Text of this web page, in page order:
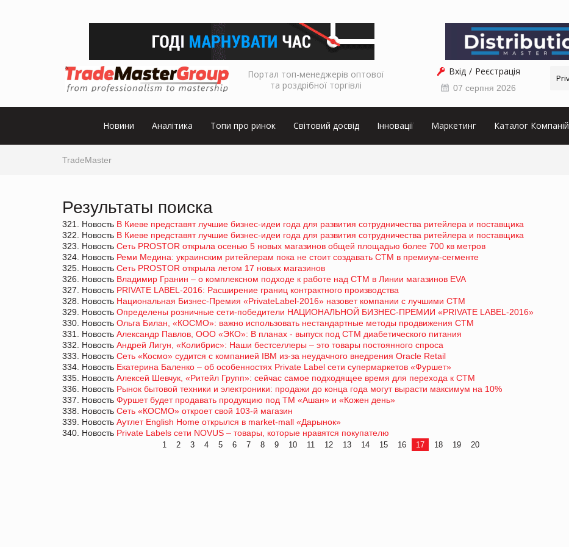
Портал топ-менеджерів оптової
та роздрібної торгівлі
Вхід Реєстрація
07 серпня 2026
Новини Аналітика Топи про ринок Світовий досвід Інновації Маркетинг Каталог Компаній
TradeMaster
Результаты поиска
321. Новость В Киеве представят лучшие бизнес-идеи года для развития сотрудничества ритейлера и поставщика
322. Новость В Киеве представят лучшие бизнес-идеи года для развития сотрудничества ритейлера и поставщика
323. Новость Cеть PROSTOR открыла осенью 5 новых магазинов общей площадью более 700 кв метров
324. Новость Реми Медина: украинским ритейлерам пока не стоит создавать СТМ в премиум-сегменте
325. Новость Сеть PROSTOR открыла летом 17 новых магазинов
326. Новость Владимир Гранин – о комплексном подходе к работе над СТМ в Линии магазинов EVA
327. Новость PRIVATE LABEL-2016: Расширение границ контрактного производства
328. Новость Национальная Бизнес-Премия «PrivateLabel-2016» назовет компании с лучшими СТМ
329. Новость Определены розничные сети-победители НАЦИОНАЛЬНОЙ БИЗНЕС-ПРЕМИИ «PRIVATE LABEL-2016»
330. Новость Ольга Билан, «КОСМО»: важно использовать нестандартные методы продвижения СТМ
331. Новость Александр Павлов, ООО «ЭКО»: В планах - выпуск под СТМ диабетического питания
332. Новость Андрей Лигун, «Колибрис»: Наши бестселлеры – это товары постоянного спроса
333. Новость Сеть «Космо» судится с компанией IBM из-за неудачного внедрения Oracle Retail
334. Новость Екатерина Баленко – об особенностях Private Label сети супермаркетов «Фуршет»
335. Новость Алексей Шевчук, «Ритейл Групп»: сейчас самое подходящее время для перехода к СТМ
336. Новость Рынок бытовой техники и электроники: продажи до конца года могут вырасти максимум на 10%
337. Новость Фуршет будет продавать продукцию под ТМ «Ашан» и «Кожен день»
338. Новость Сеть «КОСМО» откроет свой 103-й магазин
339. Новость Аутлет English Home открылся в market-mall «Дарынок»
340. Новость Private Labels сети NOVUS – товары, которые нравятся покупателю
1 2 3 4 5 6 7 8 9 10 11 12 13 14 15 16 17 18 19 20